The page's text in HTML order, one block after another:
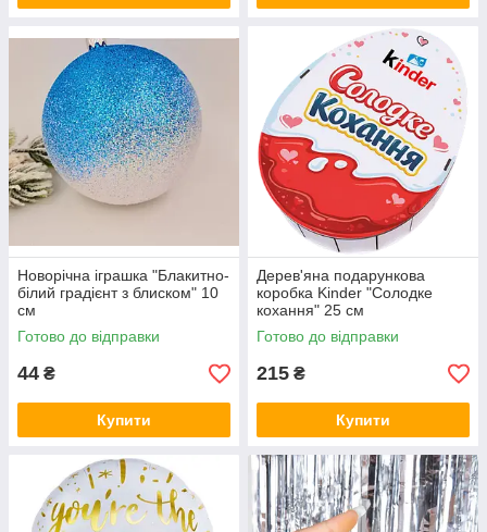
Новорічна іграшка "Блакитно-
білий градієнт з блиском" 10
см
Готово до відправки
44 ₴
Купити
Дерев'яна подарункова
коробка Kinder "Солодке
кохання" 25 см
Готово до відправки
215 ₴
Купити